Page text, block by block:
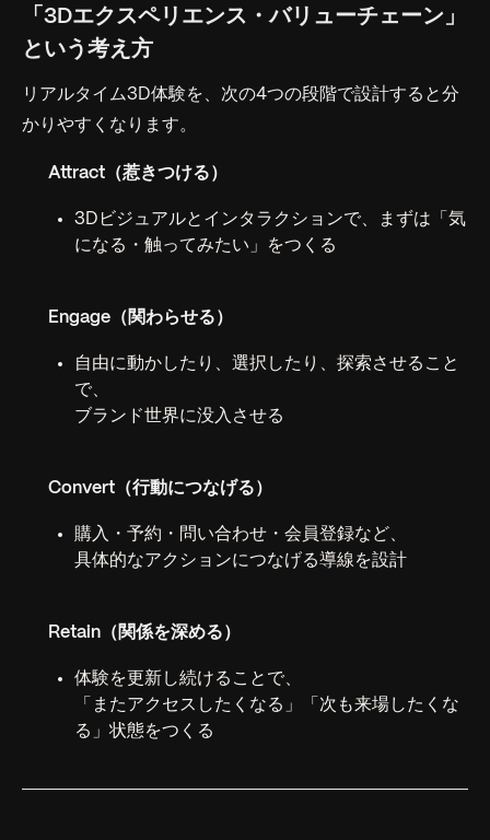
「3Dエクスペリエンス・バリューチェーン」
という考え方
リアルタイム3D体験を、次の4つの段階で設計すると分
かりやすくなります。
Attract（惹きつける）
3Dビジュアルとインタラクションで、まずは「気
になる・触ってみたい」をつくる
Engage（関わらせる）
自由に動かしたり、選択したり、探索させること
で、
ブランド世界に没入させる
Convert（行動につなげる）
購入・予約・問い合わせ・会員登録など、
具体的なアクションにつなげる導線を設計
Retain（関係を深める）
体験を更新し続けることで、
「またアクセスしたくなる」「次も来場したくな
る」状態をつくる